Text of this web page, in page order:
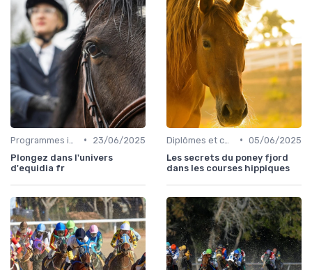
•
23/06/2025
Plongez dans l'univers
d'equidia fr
• 05/06/2025
Les secrets du poney fjord
dans les courses hippiques